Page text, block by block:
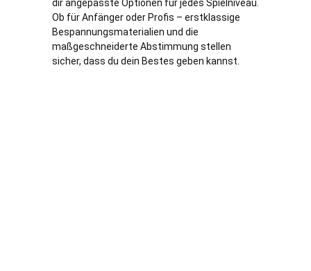
dir angepasste Optionen für jedes Spielniveau.
Ob für Anfänger oder Profis – erstklassige
Bespannungsmaterialien und die
maßgeschneiderte Abstimmung stellen
sicher, dass du dein Bestes geben kannst.